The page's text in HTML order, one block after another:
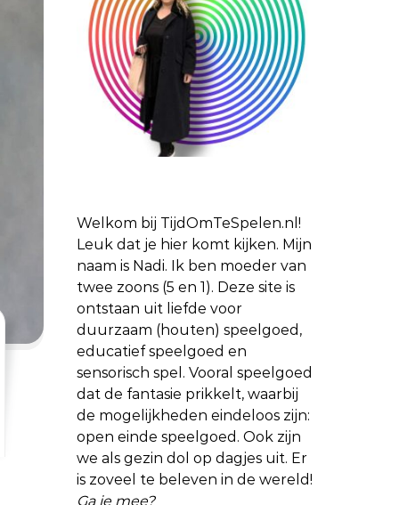
Welkom bij TijdOmTeSpelen.nl!
Leuk dat je hier komt kijken. Mijn
naam is Nadi. Ik ben moeder van
twee zoons (5 en 1). Deze site is
ontstaan uit liefde voor
duurzaam (houten) speelgoed,
educatief speelgoed en
sensorisch spel. Vooral speelgoed
dat de fantasie prikkelt, waarbij
de mogelijkheden eindeloos zijn:
open einde speelgoed. Ook zijn
we als gezin dol op dagjes uit. Er
is zoveel te beleven in de wereld!
Ga je mee?